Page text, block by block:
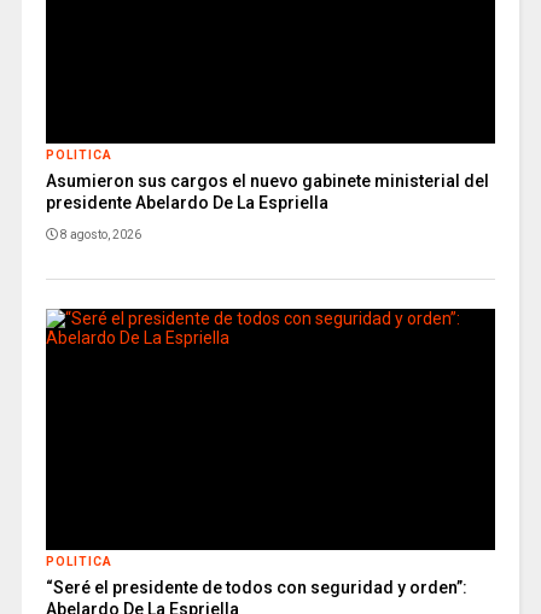
POLITICA
Asumieron sus cargos el nuevo gabinete ministerial del
presidente Abelardo De La Espriella
8 agosto, 2026
POLITICA
“Seré el presidente de todos con seguridad y orden”:
Abelardo De La Espriella